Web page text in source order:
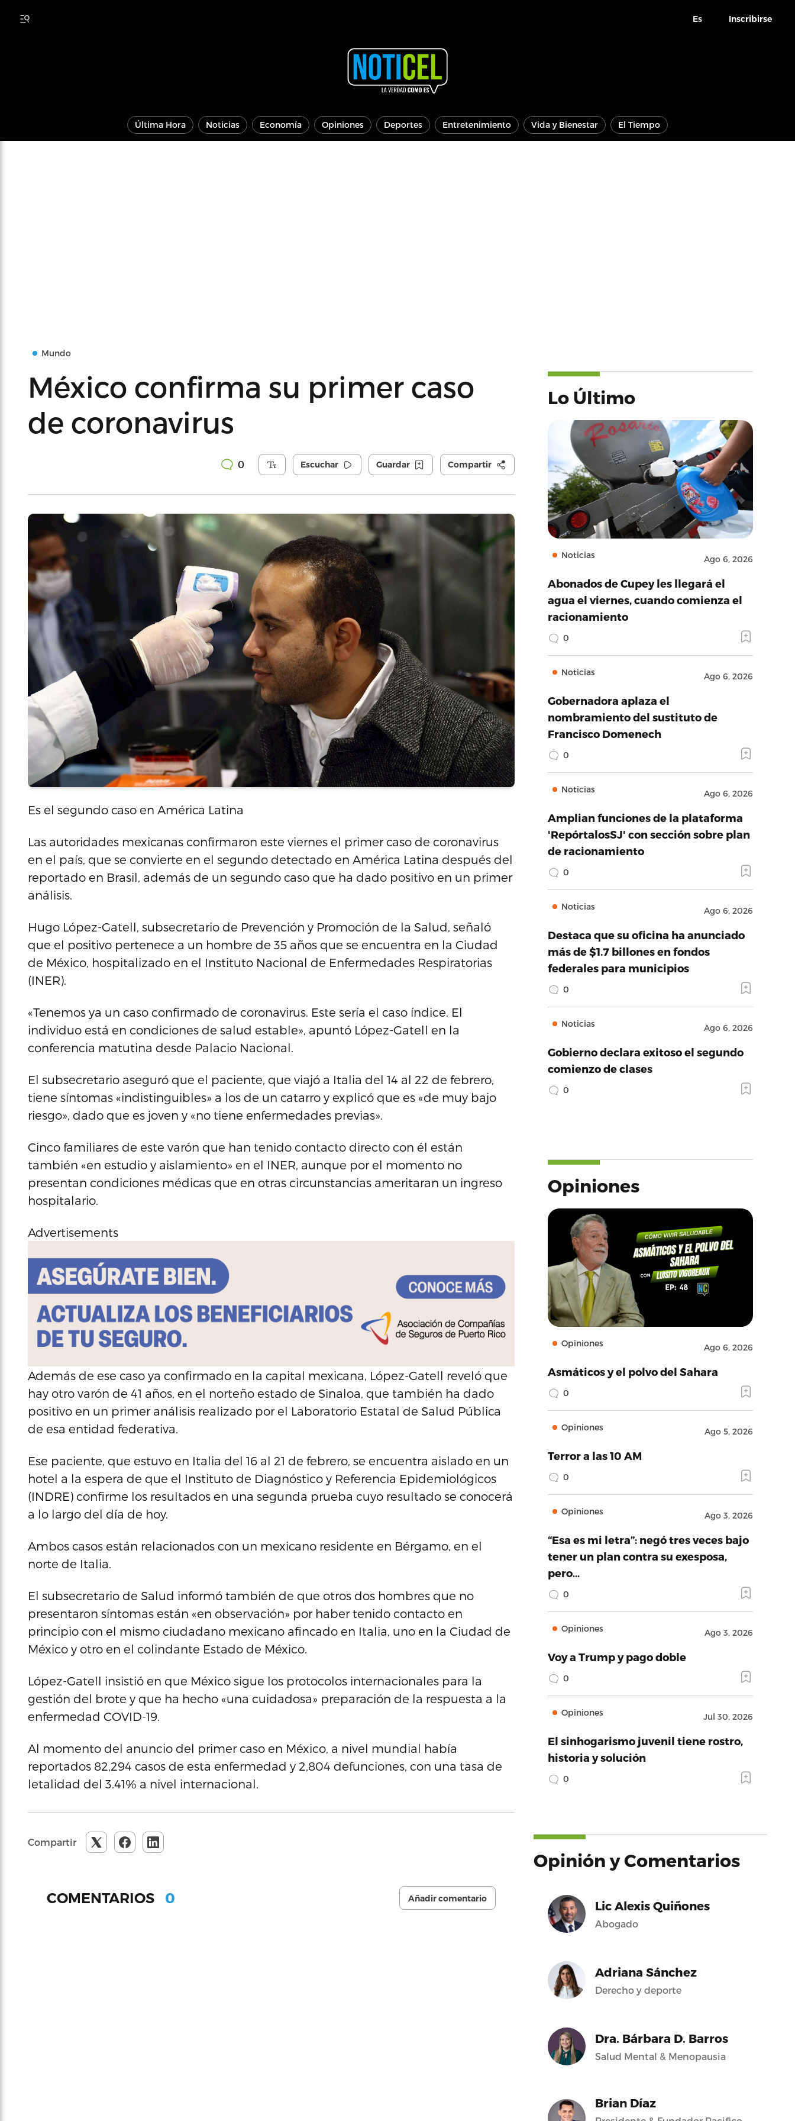
Es Inscribirse
Última Hora Noticias Economía Opiniones Deportes Entretenimiento Vida y Bienestar El Tiempo
Mundo
México confirma su primer caso
de coronavirus
0 Escuchar Guardar Compartir
Es el segundo caso en América Latina
Las autoridades mexicanas confirmaron este viernes el primer caso de coronavirus
en el país, que se convierte en el segundo detectado en América Latina después del
reportado en Brasil, además de un segundo caso que ha dado positivo en un primer
análisis.
Hugo López-Gatell, subsecretario de Prevención y Promoción de la Salud, señaló
que el positivo pertenece a un hombre de 35 años que se encuentra en la Ciudad
de México, hospitalizado en el Instituto Nacional de Enfermedades Respiratorias
(INER).
«Tenemos ya un caso confirmado de coronavirus. Este sería el caso índice. El
individuo está en condiciones de salud estable», apuntó López-Gatell en la
conferencia matutina desde Palacio Nacional.
El subsecretario aseguró que el paciente, que viajó a Italia del 14 al 22 de febrero,
tiene síntomas «indistinguibles» a los de un catarro y explicó que es «de muy bajo
riesgo», dado que es joven y «no tiene enfermedades previas».
Cinco familiares de este varón que han tenido contacto directo con él están
también «en estudio y aislamiento» en el INER, aunque por el momento no
presentan condiciones médicas que en otras circunstancias ameritaran un ingreso
hospitalario.
Advertisements
Además de ese caso ya confirmado en la capital mexicana, López-Gatell reveló que
hay otro varón de 41 años, en el norteño estado de Sinaloa, que también ha dado
positivo en un primer análisis realizado por el Laboratorio Estatal de Salud Pública
de esa entidad federativa.
Ese paciente, que estuvo en Italia del 16 al 21 de febrero, se encuentra aislado en un
hotel a la espera de que el Instituto de Diagnóstico y Referencia Epidemiológicos
(INDRE) confirme los resultados en una segunda prueba cuyo resultado se conocerá
a lo largo del día de hoy.
Ambos casos están relacionados con un mexicano residente en Bérgamo, en el
norte de Italia.
El subsecretario de Salud informó también de que otros dos hombres que no
presentaron síntomas están «en observación» por haber tenido contacto en
principio con el mismo ciudadano mexicano afincado en Italia, uno en la Ciudad de
México y otro en el colindante Estado de México.
López-Gatell insistió en que México sigue los protocolos internacionales para la
gestión del brote y que ha hecho «una cuidadosa» preparación de la respuesta a la
enfermedad COVID-19.
Al momento del anuncio del primer caso en México, a nivel mundial había
reportados 82,294 casos de esta enfermedad y 2,804 defunciones, con una tasa de
letalidad del 3.41% a nivel internacional.
Compartir
COMENTARIOS 0 Añadir comentario
Lo Último
Noticias Ago 6, 2026
Abonados de Cupey les llegará el
agua el viernes, cuando comienza el
racionamiento
0
Noticias Ago 6, 2026
Gobernadora aplaza el
nombramiento del sustituto de
Francisco Domenech
0
Noticias Ago 6, 2026
Amplian funciones de la plataforma
'RepórtalosSJ' con sección sobre plan
de racionamiento
0
Noticias Ago 6, 2026
Destaca que su oficina ha anunciado
más de $1.7 billones en fondos
federales para municipios
0
Noticias Ago 6, 2026
Gobierno declara exitoso el segundo
comienzo de clases
0
Opiniones
Opiniones Ago 6, 2026
Asmáticos y el polvo del Sahara
0
Opiniones Ago 5, 2026
Terror a las 10 AM
0
Opiniones Ago 3, 2026
“Esa es mi letra”: negó tres veces bajo
tener un plan contra su exesposa,
pero…
0
Opiniones Ago 3, 2026
Voy a Trump y pago doble
0
Opiniones Jul 30, 2026
El sinhogarismo juvenil tiene rostro,
historia y solución
0
Opinión y Comentarios
Lic Alexis Quiñones
Abogado
Adriana Sánchez
Derecho y deporte
Dra. Bárbara D. Barros
Salud Mental & Menopausia
Brian Díaz